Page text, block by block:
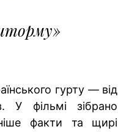
гурту — від
У фільмі зібрано
факти та щирі